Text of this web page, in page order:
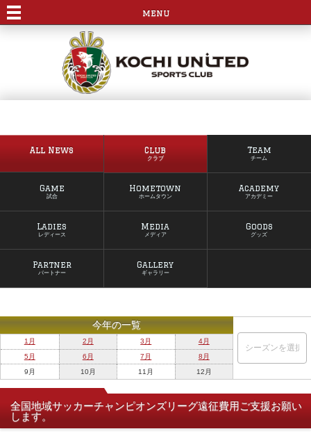
menu
All News Club
クラブ
Team
チーム
Game
試合
Hometown
ホームタウン
Academy
アカデミー
Ladies
レディース
Media
メディア
Goods
グッズ
Partner
パートナー
Gallery
ギャラリー
今年の一覧
1月 2月 3月
4月
5月
6月 7月
8月
9月
10月 11月 12月
全国地域サッカーチャンピオンズリーグ遠征費用ご支援お願い
します。